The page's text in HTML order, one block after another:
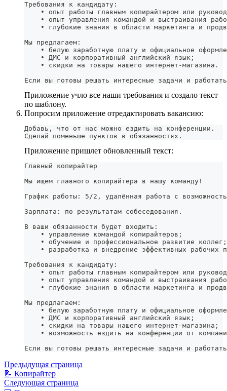
Требования к кандидату:
• опыт работы главным копирайтером или
• опыт управления командой и выстраивания
• глубокие знания в области маркетинга и
Мы предлагаем:
• белую заработную плату и официальное
    • ДМС и корпоративный английский язык;
    • скидки на товары нашего интернет-магазина.
Если вы готовы решать интересные задачи и
Приложение учло все наши требования и создало текст
по шаблону.
Попросим приложение отредактировать вакансию:
Добавь, что от нас можно ездить на конференции.
Сделай поменьше пунктов в обязанностях.
Приложение пришлет обновленный текст:
Главный копирайтер
Мы ищем главного копирайтера в нашу команду!
График работы: 5/2, удалённая работа с
Зарплата: по результатам собеседования.
В ваши обязанности будет входить:
    • управление командой копирайтеров;
    • обучение и профессиональное развитие коллег;
• разработка и внедрение эффективных рабочих
Требования к кандидату:
• опыт работы главным копирайтером или
• опыт управления командой и выстраивания
• глубокие знания в области маркетинга и
Мы предлагаем:
• белую заработную плату и официальное
    • ДМС и корпоративный английский язык;
    • скидки на товары нашего интернет-магазина;
• возможность ездить на конференции от
Если вы готовы решать интересные задачи и
Предыдущая страница
📝 Копирайтер
Следующая страница